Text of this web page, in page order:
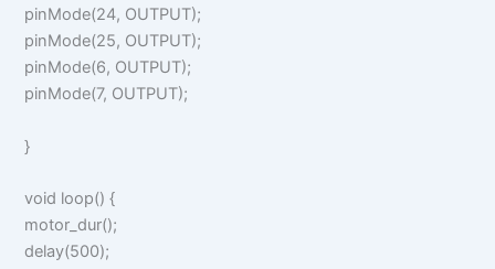
pinMode(24, OUTPUT);
pinMode(25, OUTPUT);
pinMode(6, OUTPUT);
pinMode(7, OUTPUT);
}
void loop() {
motor_dur();
delay(500);